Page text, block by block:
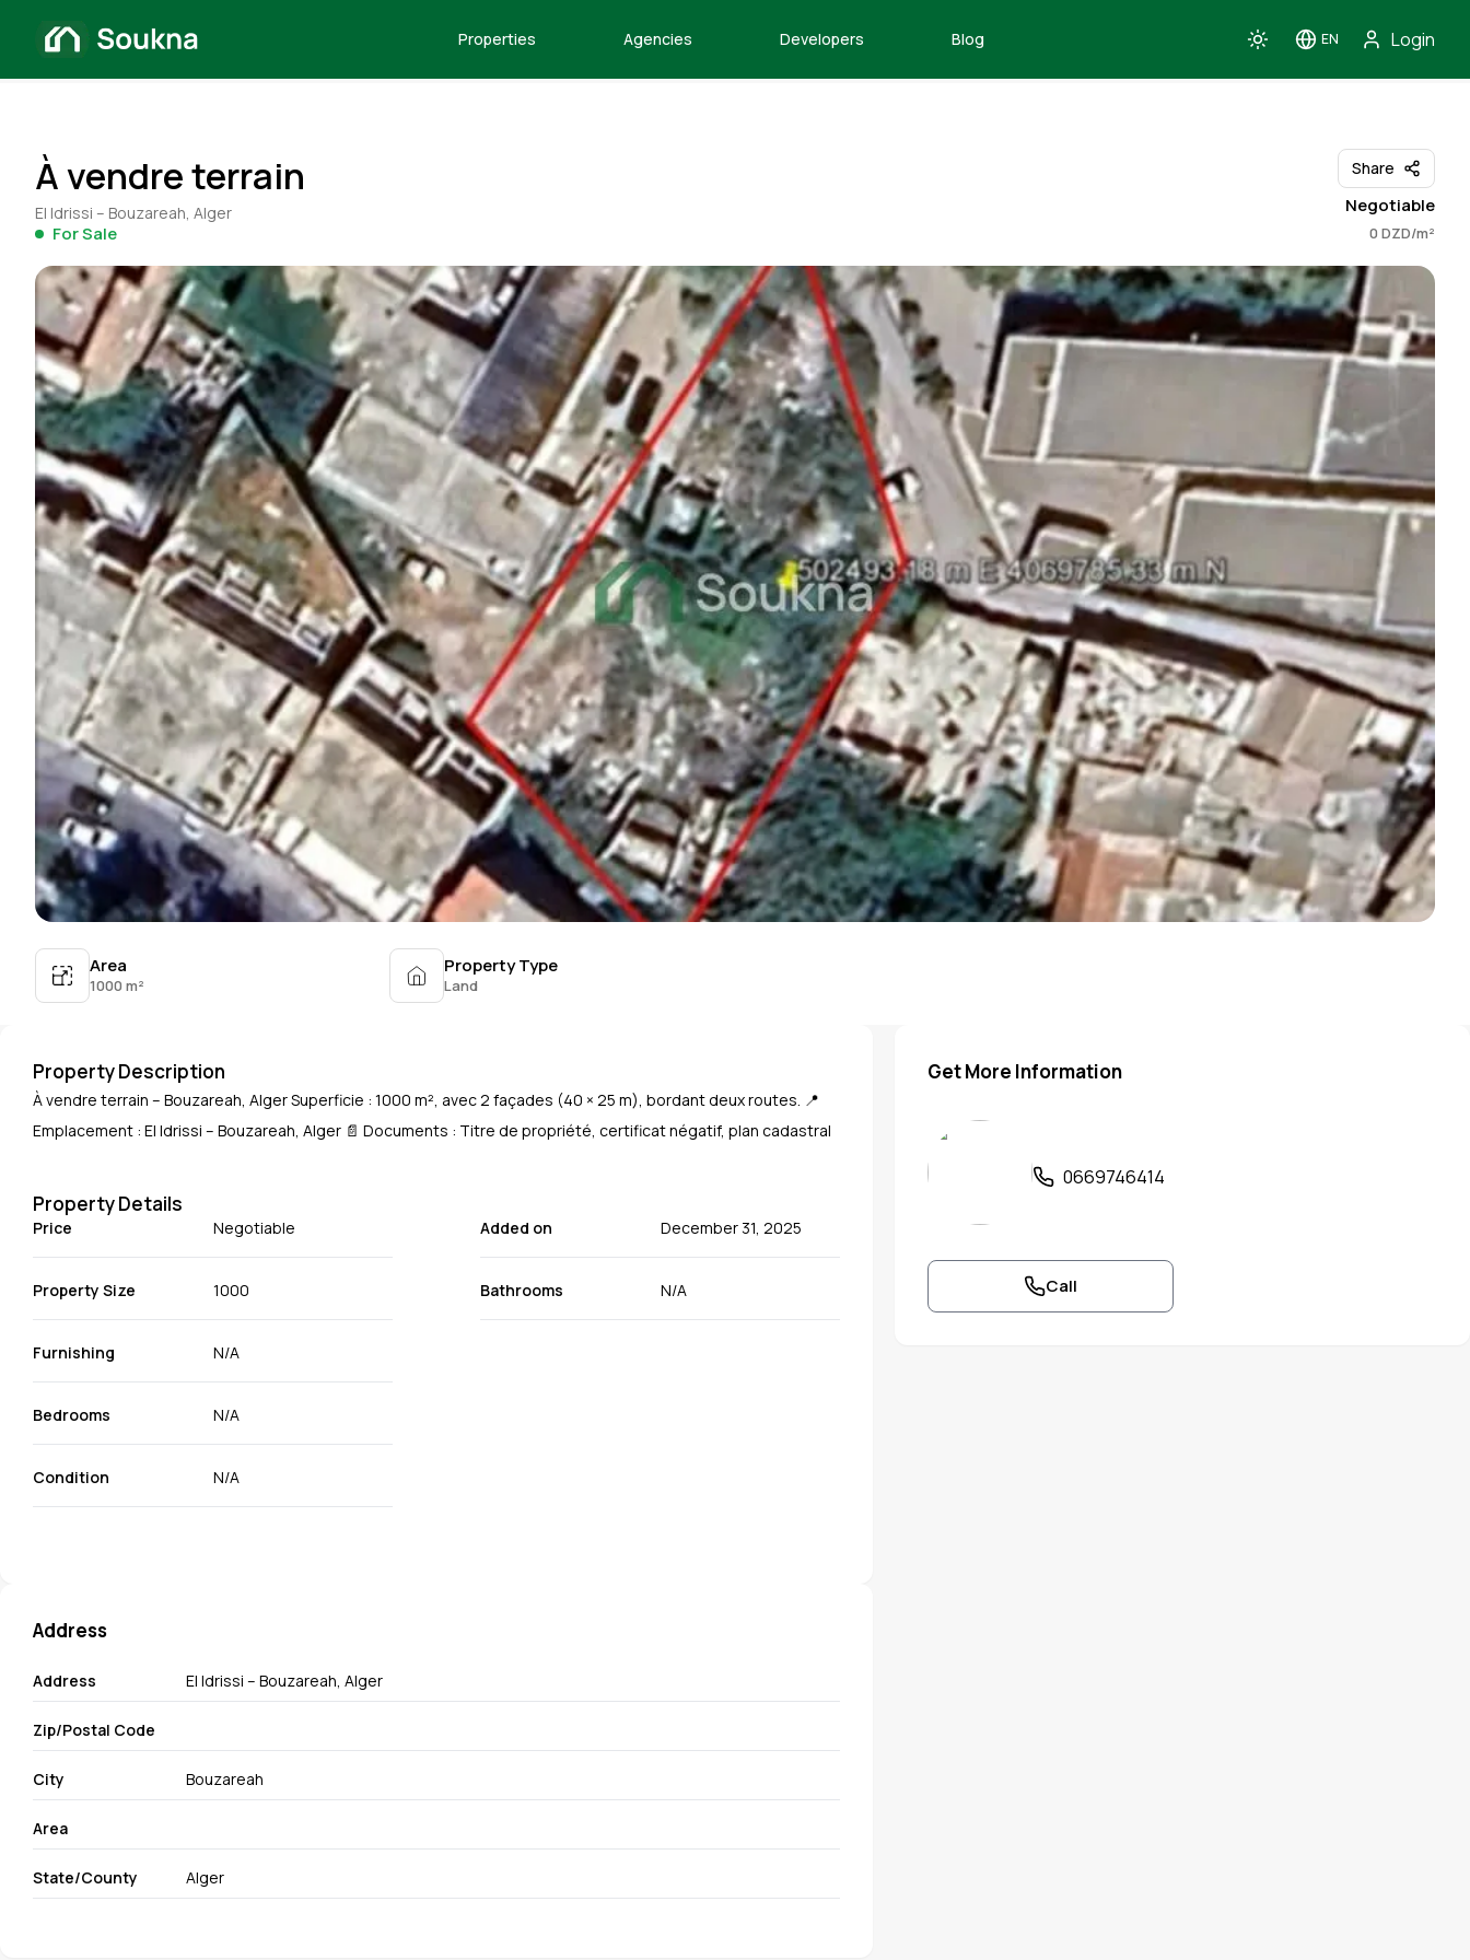
Properties Agencies Developers Blog Toggle theme
EN
Toggle language
Login
À vendre terrain
El Idrissi – Bouzareah, Alger
For Sale
Share
Negotiable
0 DZD/m²
Area
1000 m²
Property Type
Land
Property Description
À vendre terrain – Bouzareah, Alger Superficie : 1000 m², avec 2 façades (40 × 25 m), bordant deux routes. 📍
Emplacement : El Idrissi – Bouzareah, Alger 📄 Documents : Titre de propriété, certificat négatif, plan cadastral
Property Details
Price Negotiable Added on December 31, 2025
Property Size 1000
Condition N/A
Bedrooms N/A
Bathrooms N/A
Furnishing N/A
Address
Address El Idrissi – Bouzareah, Alger
Zip/Postal Code
City Bouzareah
Area
State/County Alger
Get More Information
0669746414
Call